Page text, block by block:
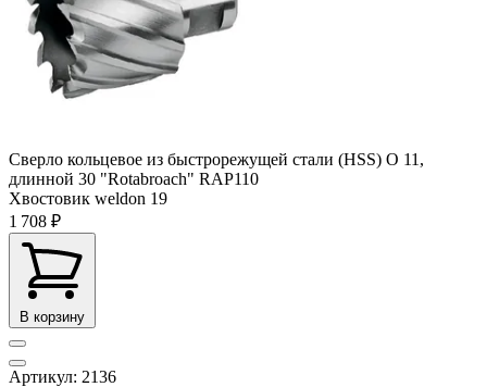
Сверло кольцевое из быстрорежущей стали (HSS) О 11,
длинной 30 "Rotabroach" RAP110
Хвостовик weldon 19
1 708 ₽
В корзину
Артикул: 2136